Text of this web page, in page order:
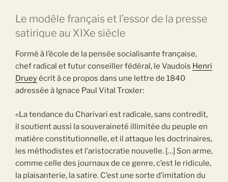
Le modèle français et l’essor de la presse
satirique au XIXe siècle
Formé à l’école de la pensée socialisante française,
chef radical et futur conseiller fédéral, le Vaudois Henri
Drueyécrit à ce propos dans une lettre de 1840
adressée à Ignace Paul Vital Troxler:
«La tendance du Charivari est radicale, sans contredit,
il soutient aussi la souveraineté illimitée du peuple en
matière constitutionnelle, et il attaque les doctrinaires,
les méthodistes et l’aristocratie nouvelle. […] Son arme,
comme celle des journaux de ce genre, c’est le ridicule,
la plaisanterie, la satire. C’est une sorte d’imitation du